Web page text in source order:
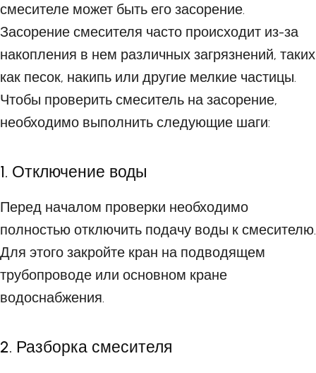
смесителе может быть его засорение.
Засорение смесителя часто происходит из-за
накопления в нем различных загрязнений, таких
как песок, накипь или другие мелкие частицы.
Чтобы проверить смеситель на засорение,
необходимо выполнить следующие шаги:
1. Отключение воды
Перед началом проверки необходимо
полностью отключить подачу воды к смесителю.
Для этого закройте кран на подводящем
трубопроводе или основном кране
водоснабжения.
2. Разборка смесителя